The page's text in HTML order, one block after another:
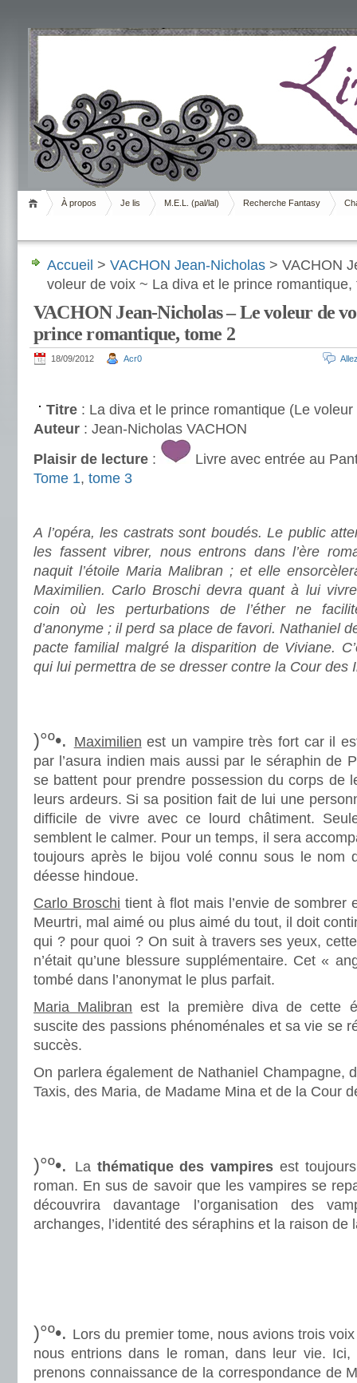
Livrement
À propos Je lis M.E.L. (pal/lal) Recherche Fantasy
Accueil > VACHON Jean-Nicholas > VACHON
voleur de voix ~ La diva et le prince romantique,
VACHON Jean-Nicholas – Le voleur de
prince romantique, tome 2
18/09/2012 Acr0
Titre : La diva et le prince romantique (Le
Auteur : Jean-Nicholas VACHON
Plaisir de lecture :
Livre avec entrée au
Tome 1, tome 3
A l’opéra, les castrats sont boudés. Le public
les fassent vibrer, nous entrons dans l’ère
naquit l’étoile Maria Malibran ; et elle
Maximilien. Carlo Broschi devra quant à lui
coin où les perturbations de l’éther ne
d’anonyme ; il perd sa place de favori. Nathaniel
pacte familial malgré la disparition de Viviane.
qui lui permettra de se dresser contre la Cour des
)°º•. Maximilien est un vampire très fort car il
par l’asura indien mais aussi par le séraphin de
se battent pour prendre possession du corps de
leurs ardeurs. Si sa position fait de lui une
difficile de vivre avec ce lourd châtiment.
semblent le calmer. Pour un temps, il sera
toujours après le bijou volé connu sous le nom
déesse hindoue.
Carlo Broschi tient à flot mais l’envie de sombrer
Meurtri, mal aimé ou plus aimé du tout, il doit
qui ? pour quoi ? On suit à travers ses yeux,
n’était qu’une blessure supplémentaire. Cet «
tombé dans l’anonymat le plus parfait.
Maria Malibran est la première diva de cette
suscite des passions phénoménales et sa vie se
succès.
On parlera également de Nathaniel Champagne,
Taxis, des Maria, de Madame Mina et de la Cour
)°º•. La thématique des vampires est
roman. En sus de savoir que les vampires se
découvrira davantage l’organisation des
archanges, l’identité des séraphins et la raison de
)°º•. Lors du premier tome, nous avions trois
nous entrions dans le roman, dans leur vie. Ici,
prenons connaissance de la correspondance de